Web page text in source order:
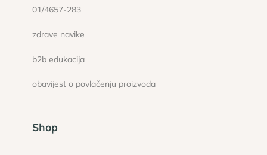
01/4657-283
zdrave navike
b2b edukacija
obavijest o povlačenju proizvoda
Shop